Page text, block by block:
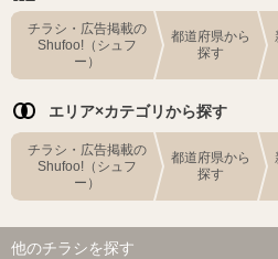
チラシ・広告掲載の
Shufoo!（シュフ
ー）
都道府県から
探す
エリア×カテゴリから探す
チラシ・広告掲載の
Shufoo!（シュフ
ー）
都道府県から
探す
他のチラシを探す